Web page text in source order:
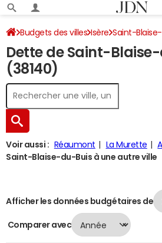
Budgets des villes Isère Saint-
Dette au 31/12/2024
Dette de Saint-
(38140)
Voir aussi : Réaumont La Murette
Saint-Blaise-du-Buis à une autre ville
Afficher les données budgétaires de
Comparer avec